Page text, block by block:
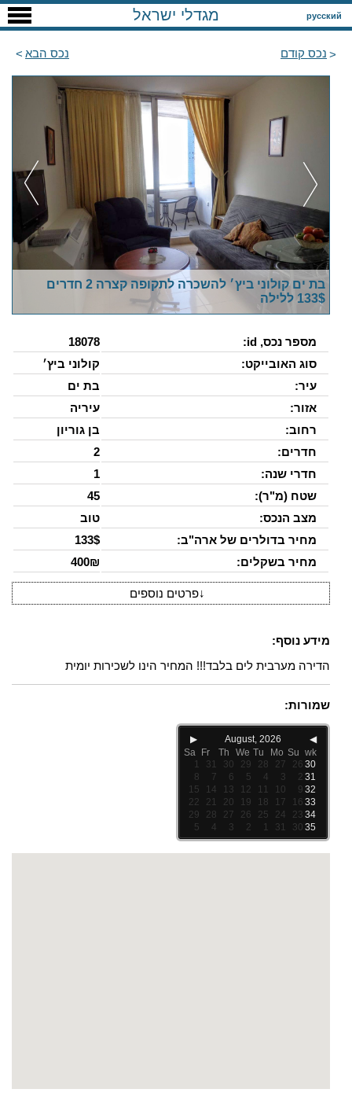
русский מגדלי ישראל
נכס קודם נכס הבא
בת ים קולוני ביץ׳ להשכרה לתקופה קצרה 2 חדרים
133$ ללילה
מספר נכס, id:
18078
סוג האובייקט:
קולוני ביץ׳
עיר:
בת ים
אזור:
עיריה
רחוב:
בן גוריון
חדרים:
2
חדרי שנה:
1
שטח (מ"ר):
45
מצב הנכס:
טוב
מחיר בדולרים של ארה"ב:
133$
מחיר בשקלים:
400₪
↓פרטים נוספים
מידע נוסף:
הדירה מערבית לים בלבד!!! המחיר הינו לשכירות יומית
שמורות:
◀
August, 2026
▶
wk
Su
Mo
Tu
We
Th
Fr
Sa
30
26
27
28
29
30
31
1
31
2
3
4
5
6
7
8
32
9
10
11
12
13
14
15
33
16
17
18
19
20
21
22
34
23
24
25
26
27
28
29
35
30
31
1
2
3
4
5